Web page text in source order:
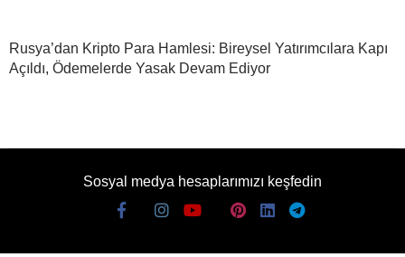
Rusya’dan Kripto Para Hamlesi: Bireysel Yatırımcılara Kapı
Açıldı, Ödemelerde Yasak Devam Ediyor
Sosyal medya hesaplarımızı keşfedin